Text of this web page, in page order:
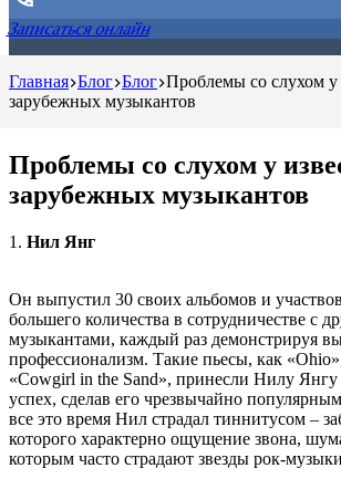
Записаться онлайн
Главная Блог Блог Проблемы со слухом у
зарубежных музыкантов
Проблемы со слухом у
зарубежных музыкантов
1. Нил Янг
Он выпустил 30 своих альбомов и
большего количества в сотрудничестве с
музыкантами, каждый раз демонстрируя
профессионализм. Такие пьесы, как
«Cowgirl in the Sand», принесли Нилу
успех, сделав его чрезвычайно
все это время Нил страдал тиннитусом –
которого характерно ощущение звона,
которым часто страдают звезды рок-